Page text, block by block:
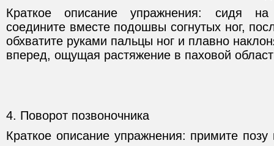
Краткое описание упражнения: сидя
соедините вместе подошвы согнутых ног,
обхватите руками пальцы ног и плавно
вперед, ощущая растяжение в паховой
4. Поворот позвоночника
Краткое описание упражнения: примите позу